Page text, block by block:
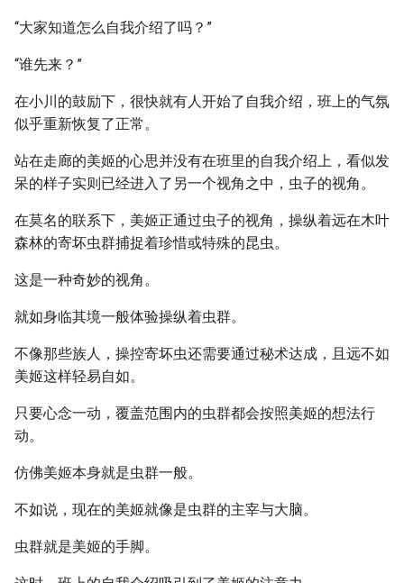
“大家知道怎么自我介绍了吗？”
“谁先来？”
在小川的鼓励下，很快就有人开始了自我介绍，班上的气氛
似乎重新恢复了正常。
站在走廊的美姬的心思并没有在班里的自我介绍上，看似发
呆的样子实则已经进入了另一个视角之中，虫子的视角。
在莫名的联系下，美姬正通过虫子的视角，操纵着远在木叶
森林的寄坏虫群捕捉着珍惜或特殊的昆虫。
这是一种奇妙的视角。
就如身临其境一般体验操纵着虫群。
不像那些族人，操控寄坏虫还需要通过秘术达成，且远不如
美姬这样轻易自如。
只要心念一动，覆盖范围内的虫群都会按照美姬的想法行
动。
仿佛美姬本身就是虫群一般。
不如说，现在的美姬就像是虫群的主宰与大脑。
虫群就是美姬的手脚。